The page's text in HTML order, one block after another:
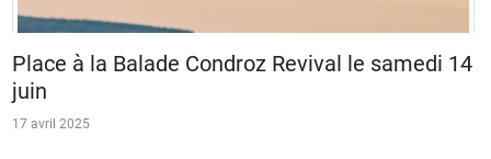
Place à la Balade Condroz Revival le samedi 14
juin
17 avril 2025